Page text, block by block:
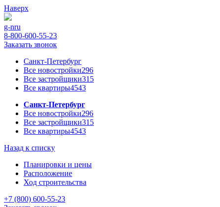
Наверх
g-nru
8-800-600-55-23
Заказать звонок
Санкт-Петербург
Все новостройки296
Все застройщики315
Все квартиры4543
Санкт-Петербург
Все новостройки296
Все застройщики315
Все квартиры4543
Назад к списку
Планировки и цены
Расположение
Ход строительства
+7 (800) 600-55-23